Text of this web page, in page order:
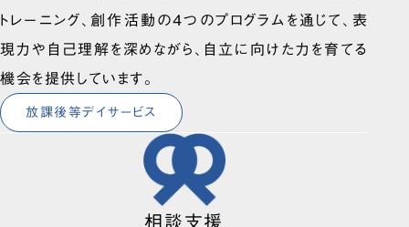
トレーニング、創作活動の4つのプログラムを通じて、表
現力や自己理解を深めながら、自立に向けた力を育てる
機会を提供しています。
放課後等デイサービス
相談支援